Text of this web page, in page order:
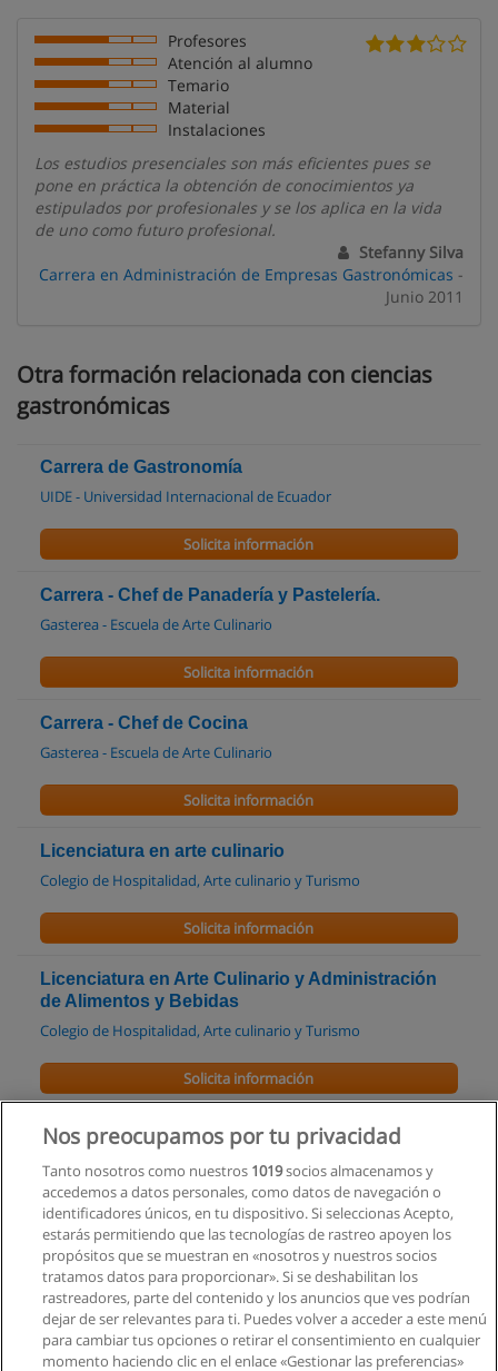
Profesores
Atención al alumno
Temario
Material
Instalaciones
Los estudios presenciales son más eficientes pues se
pone en práctica la obtención de conocimientos ya
estipulados por profesionales y se los aplica en la vida
de uno como futuro profesional.
Stefanny Silva
Carrera en Administración de Empresas Gastronómicas -
Junio 2011
Otra formación relacionada con ciencias
gastronómicas
Carrera de Gastronomía
UIDE - Universidad Internacional de Ecuador
Solicita información
Carrera - Chef de Panadería y Pastelería.
Gasterea - Escuela de Arte Culinario
Solicita información
Carrera - Chef de Cocina
Gasterea - Escuela de Arte Culinario
Solicita información
Licenciatura en arte culinario
Colegio de Hospitalidad, Arte culinario y Turismo
Solicita información
Licenciatura en Arte Culinario y Administración
de Alimentos y Bebidas
Colegio de Hospitalidad, Arte culinario y Turismo
Solicita información
Tecnología en Arte Culinaria
Solicita información
Certificación como Chef de Partida con Mención
en Servicio
COOKING CHEF
Solicita información
Nos preocupamos por tu privacidad
Tanto nosotros como nuestros 1019socios almacenamos y
accedemos a datos personales, como datos de navegación o
identificadores únicos, en tu dispositivo. Si seleccionas Acepto,
estarás permitiendo que las tecnologías de rastreo apoyen los
propósitos que se muestran en «nosotros y nuestros socios
tratamos datos para proporcionar». Si se deshabilitan los
rastreadores, parte del contenido y los anuncios que ves podrían
dejar de ser relevantes para ti. Puedes volver a acceder a este menú
para cambiar tus opciones o retirar el consentimiento en cualquier
momento haciendo clic en el enlace «Gestionar las preferencias»